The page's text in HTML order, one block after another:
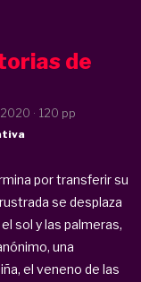
de
2020 · 120 pp
por transferir su
se desplaza
sol y las palmeras,
una
el veneno de las